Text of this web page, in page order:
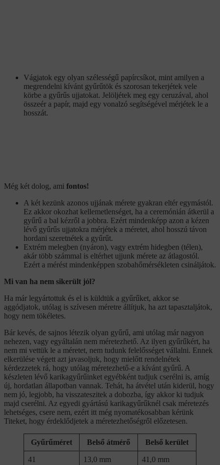
Vágjatok egy olyan szélességű papírcsíkot, mint amilyen a
megrendelni kívánt gyűrűtök és szorosan tekerjétek vele
körbe a gyűrűs ujjatokat. Jelöljétek meg egy ceruzával, ahol
összeér a papír, majd egy vonalzó segítségével mérjétek le a
hosszát.
Még két dolog, ami fontos!
A két kezünk azonos ujjának mérete gyakran eltér egymástól.
Ez akkor okozhat kellemetlenséget, ha a ceremónián átkerül a
gyűrű a bal kézről a jobbra. Ezért mindenképp azon a kézen
lévő gyűrűs ujjatokra mérjétek a méretet, ahol hosszú távon
hordani szeretnétek a gyűrűt.
Extrém melegben (nyáron), vagy extrém hidegben (télen),
akár több számmal is eltérhet ujjunk mérete az átlagostól.
Ezért a mérést mindenképpen szobahőmérsékleten csináljátok.
Mi van ha nem sikerült jól?
Ha már legyártottuk és el is küldtük a gyűrűket, akkor se
aggódjatok, utólag is szívesen méretre állítjuk, ha azt tapasztaljátok,
hogy nem tökéletes.
Bár kevés, de sajnos létezik olyan gyűrű, ami utólag már nagyon
nehezen, vagy egyáltalán nem méretezhető. Az ilyen gyűrűkért, ha
nem mi vettük le a méretet, nem tudunk felelősséget vállalni. Ennek
elkerülése végett azt javasoljuk, hogy mielőtt rendelnétek
kérdezzetek rá, hogy utólag méretezhető-e a kívánt gyűrű. A
készleten lévő karikagyűrűinket egyébként tudjuk cserélni is, amíg
új, hordatlan állapotban vannak. Tehát, ha átvétel után kiderül, hogy
nem jó, legjobb, ha visszateszitek a dobozba, így akkor ki tudjuk
majd cserélni. Az egyedi gyártású karikagyűrűknél csak méretezés
lehetséges, csere nem, ezért itt még nyomatékosabban kérünk
Titeket, hogy érdeklődjetek a méretezhetőségről előzetesen.
Gyűrűméret Belső átmérő Belső kerület
41 13,0 mm 41,0 mm